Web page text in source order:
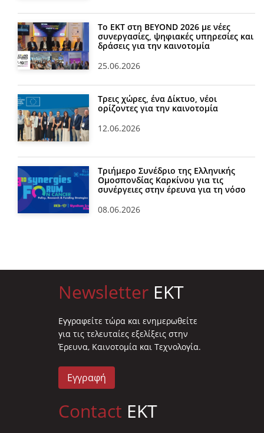
Το ΕΚΤ στη BEYOND 2026 με νέες
συνεργασίες, ψηφιακές υπηρεσίες και
δράσεις για την καινοτομία
25.06.2026
Τρεις χώρες, ένα Δίκτυο, νέοι
ορίζοντες για την καινοτομία
12.06.2026
Τριήμερο Συνέδριο της Ελληνικής
Ομοσπονδίας Καρκίνου για τις
συνέργειες στην έρευνα για τη νόσο
08.06.2026
Newsletter EKT
Eγγραφείτε τώρα και ενημερωθείτε
για τις τελευταίες εξελίξεις στην
Έρευνα, Καινοτομία και Τεχνολογία.
Εγγραφή
Contact EKT